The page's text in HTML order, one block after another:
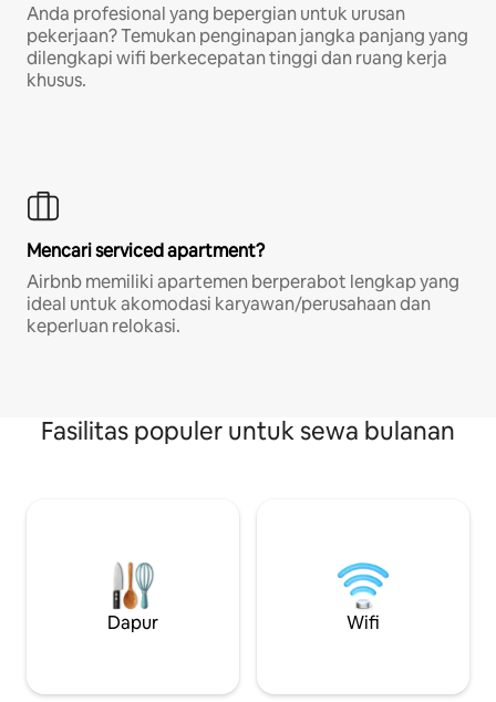
Anda profesional yang bepergian untuk urusan
pekerjaan? Temukan penginapan jangka panjang yang
dilengkapi wifi berkecepatan tinggi dan ruang kerja
khusus.
Mencari serviced apartment?
Airbnb memiliki apartemen berperabot lengkap yang
ideal untuk akomodasi karyawan/perusahaan dan
keperluan relokasi.
Fasilitas populer untuk sewa bulanan
Dapur Wifi